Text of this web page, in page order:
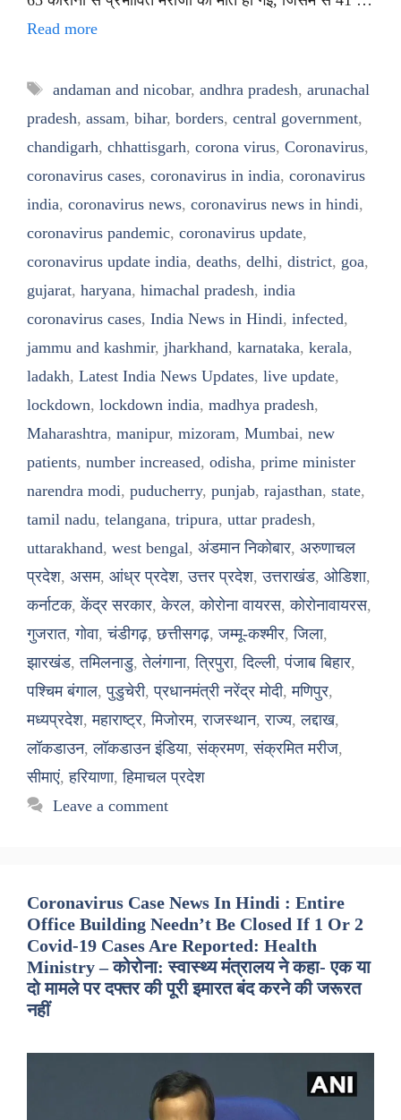
Read more
Tags
andaman and nicobar, andhra pradesh, arunachal
pradesh, assam, bihar, borders, central government,
chandigarh, chhattisgarh, corona virus, Coronavirus,
coronavirus cases, coronavirus in india, coronavirus
india, coronavirus news, coronavirus news in hindi,
coronavirus pandemic, coronavirus update,
coronavirus update india, deaths, delhi, district, goa,
gujarat, haryana, himachal pradesh, india
coronavirus cases, India News in Hindi, infected,
jammu and kashmir, jharkhand, karnataka, kerala,
ladakh, Latest India News Updates, live update,
lockdown, lockdown india, madhya pradesh,
Maharashtra, manipur, mizoram, Mumbai, new
patients, number increased, odisha, prime minister
narendra modi, puducherry, punjab, rajasthan, state,
tamil nadu, telangana, tripura, uttar pradesh,
uttarakhand, west bengal, अंडमान निकोबार, अरुणाचल
प्रदेश, असम, आंध्र प्रदेश,उत्तर प्रदेश,उत्तराखंड, ओडिशा,
कर्नाटक,केंद्र सरकार,केरल,कोरोना वायरस,कोरोनावायरस,
गुजरात,गोवा,चंडीगढ़,छत्तीसगढ़,जम्मू-कश्मीर,जिला,
झारखंड,तमिलनाडु,तेलंगाना,त्रिपुरा,दिल्ली,पंजाब बिहार,
पश्चिम बंगाल,पुडुचेरी,प्रधानमंत्री नरेंद्र मोदी,मणिपुर,
मध्यप्रदेश,महाराष्ट्र,मिजोरम,राजस्थान,राज्य,लद्दाख,
लॉकडाउन,लॉकडाउन इंडिया,संक्रमण,संक्रमित मरीज,
सीमाएं,हरियाणा,हिमाचल प्रदेश
Leave a comment
Coronavirus Case News In Hindi : Entire
Office Building Needn’t Be Closed If 1 Or 2
Covid-19 Cases Are Reported: Health
Ministry – कोरोना: स्वास्थ्य मंत्रालय ने कहा- एक या
दो मामले पर दफ्तर की पूरी इमारत बंद करने की जरूरत
नहीं